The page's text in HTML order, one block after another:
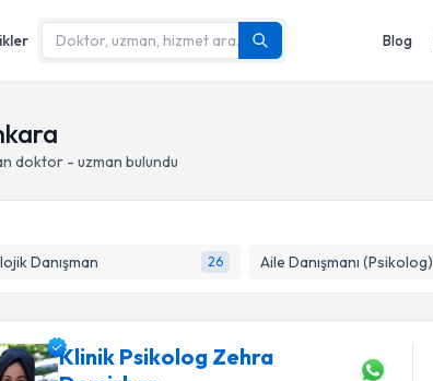
Blog
doktor - uzman bulundu
Danışman 26 Aile Danışmanı (Psikolog)
Klinik Psikolog Zehra